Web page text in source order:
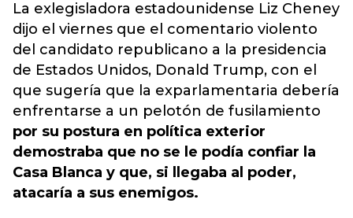
La exlegisladora estadounidense Liz Cheney
dijo el viernes que el comentario violento
del candidato republicano a la presidencia
de Estados Unidos, Donald Trump, con el
que sugería que la exparlamentaria debería
enfrentarse a un pelotón de fusilamiento
por su postura en política exterior
demostraba que no se le podía confiar la
Casa Blanca y que, si llegaba al poder,
atacaría a sus enemigos.